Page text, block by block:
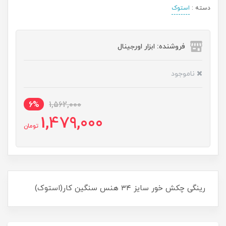
دسته : استوک
فروشنده: ابزار اورجینال
ناموجود
1,562,000
6%
1,479,000 تومان
رینگی چکش خور سایز ۳۴ هنس سنگین کار(استوک)